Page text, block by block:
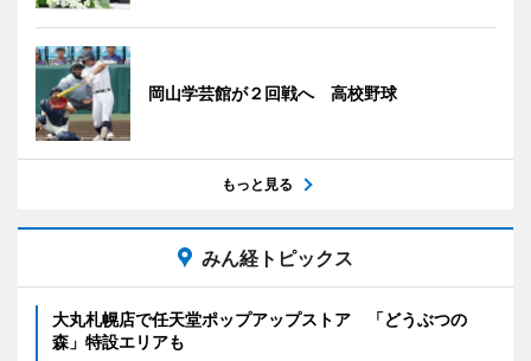
岡山学芸館が２回戦へ 高校野球
もっと見る
みん経トピックス
大丸札幌店で任天堂ポップアップストア 「どうぶつの
森」特設エリアも